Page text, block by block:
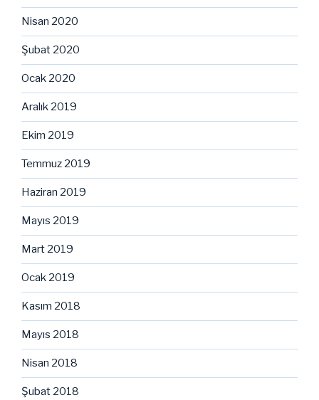
Nisan 2020
Şubat 2020
Ocak 2020
Aralık 2019
Ekim 2019
Temmuz 2019
Haziran 2019
Mayıs 2019
Mart 2019
Ocak 2019
Kasım 2018
Mayıs 2018
Nisan 2018
Şubat 2018